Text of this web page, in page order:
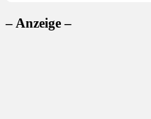
– Anzeige –